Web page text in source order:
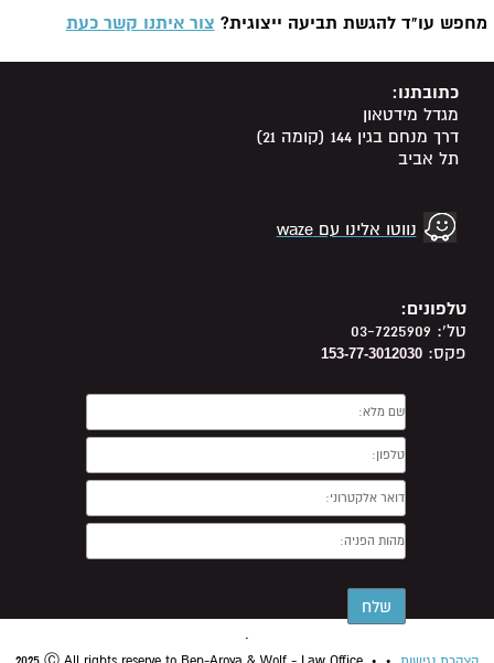
מחפש עו"ד להגשת תביעה ייצוגית? צור איתנו קשר כעת
כתובתנו:
מגדל מידטאון
דרך מנחם בגין 144 (קומה 21)
תל אביב
נווטו אלינו עם waze
טלפונים:
טל': 03-7225909
פקס:153-77-3012030
.